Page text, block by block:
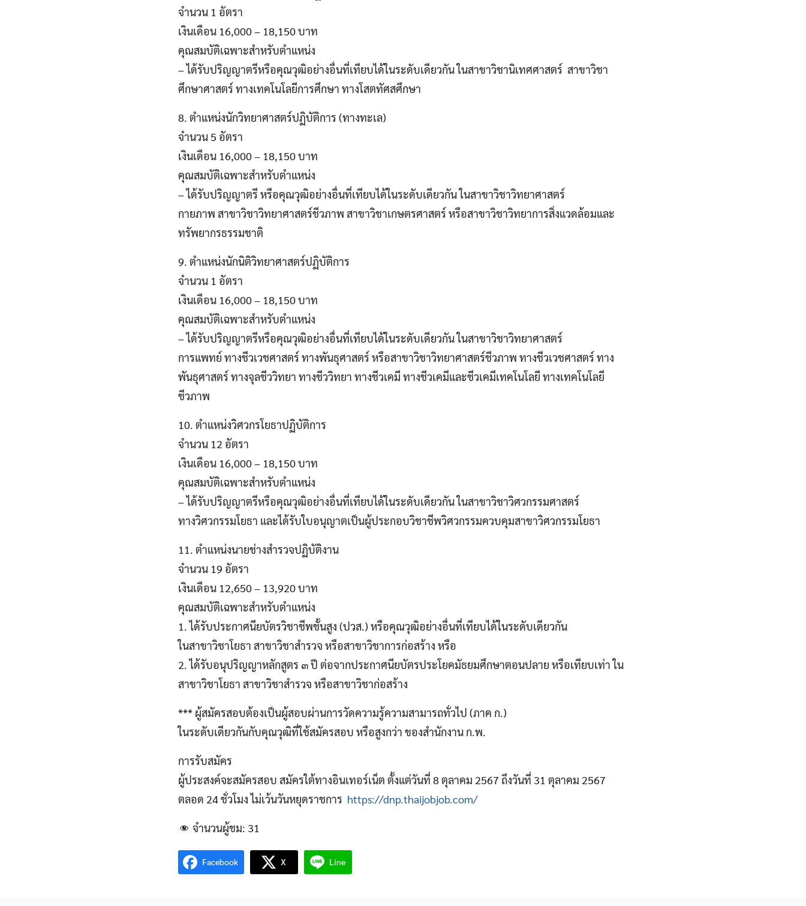
จำนวน 1 อัตรา
เงินเดือน 16,000 – 18,150 บาท
คุณสมบัติเฉพาะสำหรับตำแหน่ง
– ได้รับปริญญาตรีหรือคุณวุฒิอย่างอื่นที่เทียบได้ในระดับเดียวกัน ในสาขาวิชานิเทศศาสตร์ สาขาวิชา
ศึกษาศาสตร์ ทางเทคโนโลยีการศึกษา ทางโสตทัศสศึกษา
8. ตำแหน่งนักวิทยาศาสตร์ปฏิบัติการ (ทางทะเล)
จำนวน 5 อัตรา
เงินเดือน 16,000 – 18,150 บาท
คุณสมบัติเฉพาะสำหรับตำแหน่ง
– ได้รับปริญญาตรี หรือคุณวุฒิอย่างอื่นที่เทียบได้ในระดับเดียวกัน ในสาขาวิชาวิทยาศาสตร์
กายภาพ สาขาวิชาวิทยาศาสตร์ชีวภาพ สาขาวิชาเกษตรศาสตร์ หรือสาขาวิชาวิทยาการสิ่งแวดล้อมและ
ทรัพยากรธรรมชาติ
9. ตำแหน่งนักนิติวิทยาศาสตร์ปฏิบัติการ
จำนวน 1 อัตรา
เงินเดือน 16,000 – 18,150 บาท
คุณสมบัติเฉพาะสำหรับตำแหน่ง
– ได้รับปริญญาตรีหรือคุณวุฒิอย่างอื่นที่เทียบได้ในระดับเดียวกัน ในสาขาวิชาวิทยาศาสตร์
การแพทย์ ทางชีวเวชศาสตร์ ทางพันธุศาสตร์ หรือสาขาวิชาวิทยาศาสตร์ชีวภาพ ทางชีวเวชศาสตร์ ทาง
พันธุศาสตร์ ทางจุลชีววิทยา ทางชีววิทยา ทางชีวเคมี ทางชีวเคมีและชีวเคมีเทคโนโลยี ทางเทคโนโลยี
ชีวภาพ
10. ตำแหน่งวิศวกรโยธาปฏิบัติการ
จำนวน 12 อัตรา
เงินเดือน 16,000 – 18,150 บาท
คุณสมบัติเฉพาะสำหรับตำแหน่ง
– ได้รับปริญญาตรีหรือคุณวุฒิอย่างอื่นที่เทียบได้ในระดับเดียวกัน ในสาขาวิชาวิศวกรรมศาสตร์
ทางวิศวกรรมโยธา และได้รับใบอนุญาตเป็นผู้ประกอบวิชาชีพวิศวกรรมควบคุมสาขาวิศวกรรมโยธา
11. ตำแหน่งนายช่างสำรวจปฏิบัติงาน
จำนวน 19 อัตรา
เงินเดือน 12,650 – 13,920 บาท
คุณสมบัติเฉพาะสำหรับตำแหน่ง
1. ได้รับประกาศนียบัตรวิชาชีพชั้นสูง (ปวส.) หรือคุณวุฒิอย่างอื่นที่เทียบได้ในระดับเดียวกัน
ในสาขาวิชาโยธา สาขาวิชาสํารวจ หรือสาขาวิชาการก่อสร้าง หรือ
2. ได้รับอนุปริญญาหลักสูตร ๓ ปี ต่อจากประกาศนียบัตรประโยคมัธยมศึกษาตอนปลาย หรือเทียบเท่า ใน
สาขาวิชาโยธา สาขาวิชาสํารวจ หรือสาขาวิชาก่อสร้าง
*** ผู้สมัครสอบต้องเป็นผู้สอบผ่านการวัดความรู้ความสามารถทั่วไป (ภาค ก.)
ในระดับเดียวกันกับคุณวุฒิที่ใช้สมัครสอบ หรือสูงกว่า ของสํานักงาน ก.พ.
การรับสมัคร
ผู้ประสงค์จะสมัครสอบ สมัครใต้ทางอินเทอร์เน็ต ตั้งแต่วันที่ 8 ตุลาคม 2567 ถึงวันที่ 31 ตุลาคม 2567
ตลอด 24 ชั่วโมง ไม่เว้นวันหยุดราชการ https://dnp.thaijobjob.com/
จำนวนผู้ชม: 31
Facebook X Line